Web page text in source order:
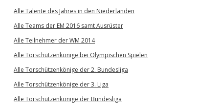
Alle Talente des Jahres in den Niederlanden
Alle Teams der EM 2016 samt Ausrüster
Alle Teilnehmer der WM 2014
Alle Torschützenkönige bei Olympischen Spielen
Alle Torschützenkönige der 2. Bundesliga
Alle Torschützenkönige der 3. Liga
Alle Torschützenkönige der Bundesliga